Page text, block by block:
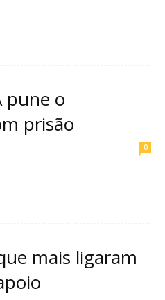
pune o
prisão
0
mais ligaram